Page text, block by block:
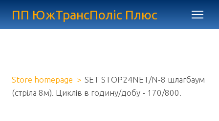
ПП ЮжТрансПоліс Плюс
Store homepage
SET STOP24NET/N-8 шлагбаум
(стріла 8м). Циклів в годину/добу - 170/800.